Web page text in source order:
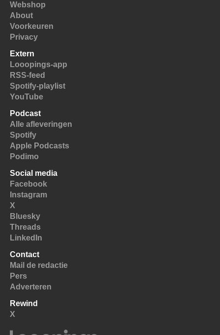
Webshop
About
Voorkeuren
Privacy
Extern
Looopings-app
RSS-feed
Spotify-playlist
YouTube
Podcast
Alle afleveringen
Spotify
Apple Podcasts
Podimo
Social media
Facebook
Instagram
X
Bluesky
Threads
LinkedIn
Contact
Mail de redactie
Pers
Adverteren
Rewind
X